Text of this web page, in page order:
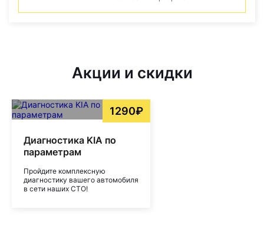
Акции и скидки
1290₽
Диагностика KIA по
параметрам
Пройдите комплексную
диагностику вашего автомобиля
в сети наших СТО!